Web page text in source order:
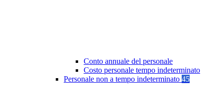
Conto annuale del personale
Costo personale tempo indeterminato
Personale non a tempo indeterminato 45